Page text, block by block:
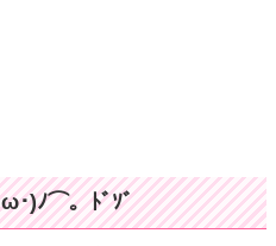
ω･)ﾉ⌒。ﾄﾞｿﾞ